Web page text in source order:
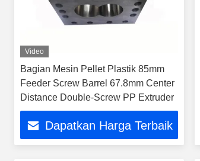
Video
Bagian Mesin Pellet Plastik 85mm
Feeder Screw Barrel 67.8mm Center
Distance Double-Screw PP Extruder
Dapatkan Harga Terbaik